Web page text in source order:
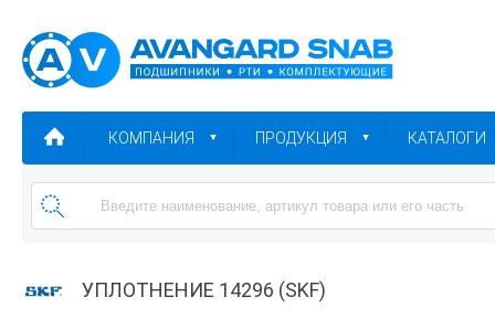
КОМПАНИЯ ПРОДУКЦИЯ КАТАЛОГИ
УПЛОТНЕНИЕ 14296 (SKF)